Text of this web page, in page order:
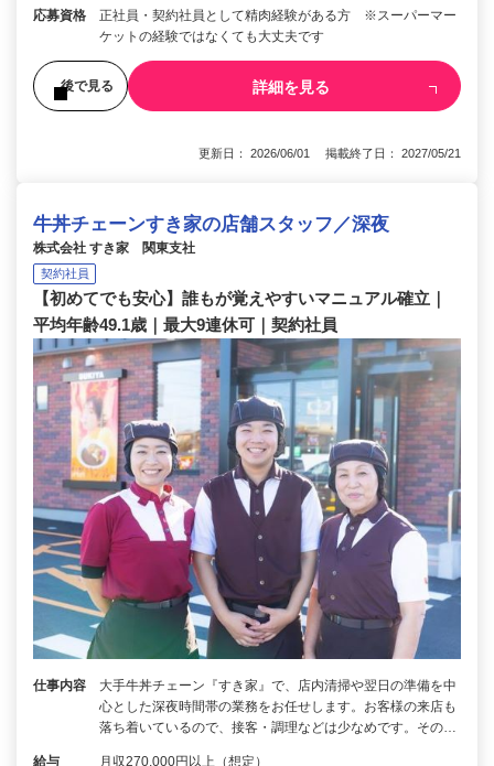
応募資格
正社員・契約社員として精肉経験がある方 ※スーパーマー
ケットの経験ではなくても大丈夫です
後で見る 詳細を見る
更新日： 2026/06/01 掲載終了日： 2027/05/21
牛丼チェーンすき家の店舗スタッフ／深夜
株式会社 すき家 関東支社
契約社員
【初めてでも安心】誰もが覚えやすいマニュアル確立｜
平均年齢49.1歳｜最大9連休可｜契約社員
仕事内容
大手牛丼チェーン『すき家』で、店内清掃や翌日の準備を中
心とした深夜時間帯の業務をお任せします。お客様の来店も
落ち着いているので、接客・調理などは少なめです。その…
給与 月収270,000円以上（想定）